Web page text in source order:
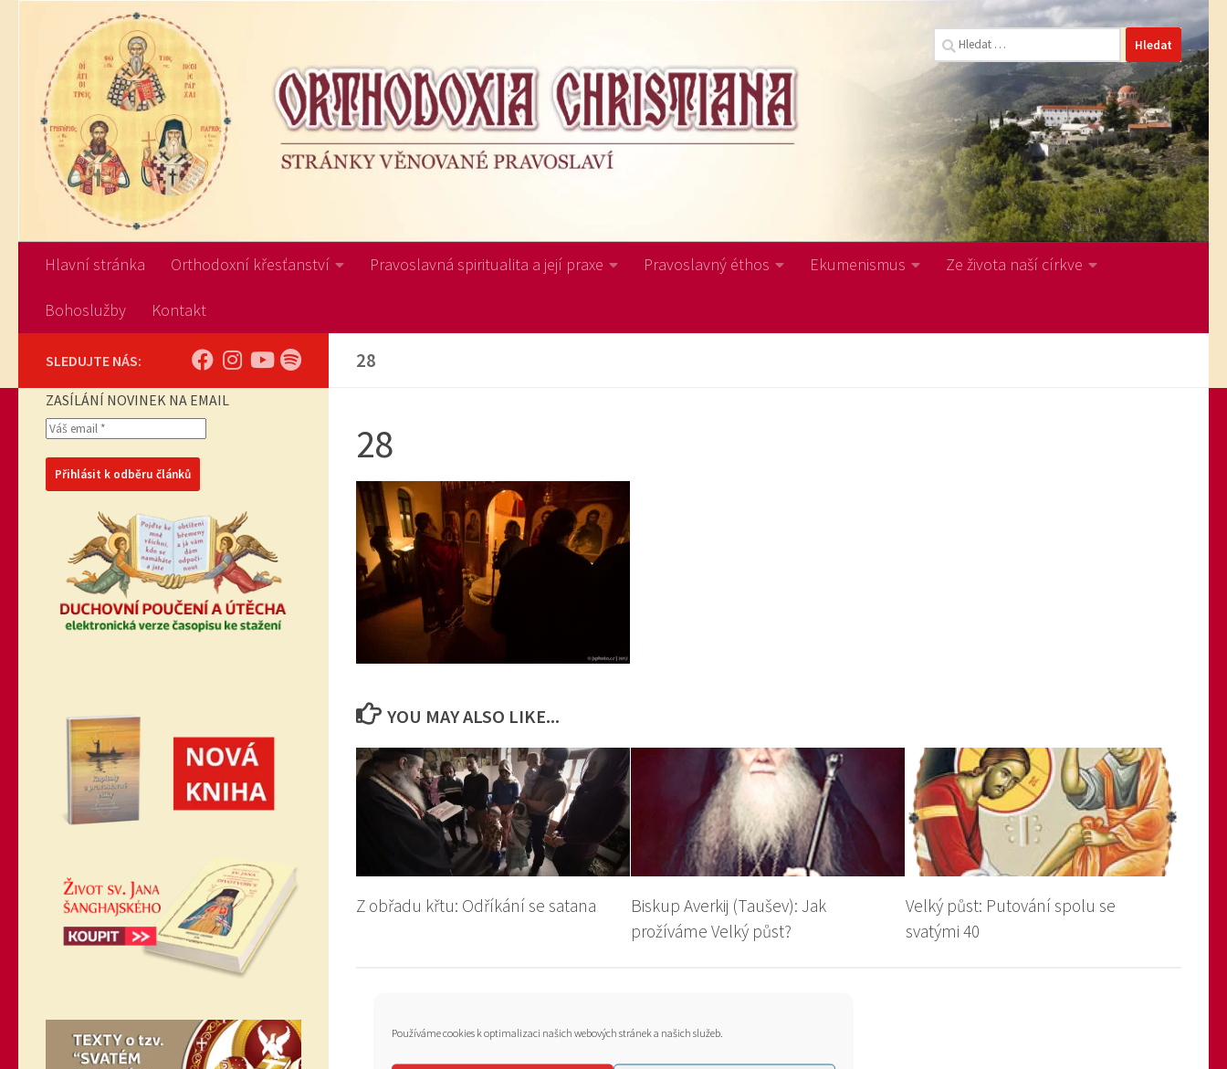
Používáme cookies k optimalizaci našich webových stránek a našich služeb.
Skip to content Vyhledávání
Hlavní stránka Orthodoxní křesťanství Pravoslavná spiritualita a její praxe Pravoslavný éthos Ekumenismus Ze života naší církve
Bohoslužby Kontakt
28
28
YOU MAY ALSO LIKE...
Z obřadu křtu: Odříkání se satana
Biskup Averkij (Taušev): Jak
prožíváme Velký půst?
Velký půst: Putování spolu se
svatými 40
SLEDUJTE NÁS:
ZASÍLÁNÍ NOVINEK NA EMAIL